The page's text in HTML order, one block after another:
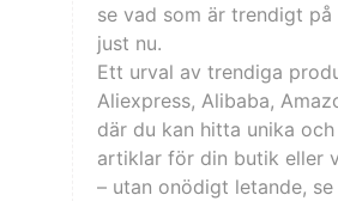
se vad som är trendigt på
just nu.
Ett urval av trendiga
Aliexpress, Alibaba,
där du kan hitta unika och
artiklar för din butik eller
– utan onödigt letande,